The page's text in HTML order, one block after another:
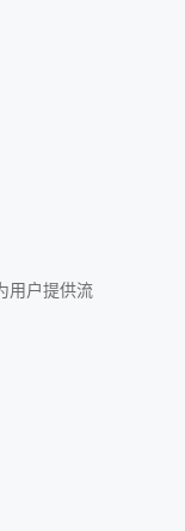
用户提供流